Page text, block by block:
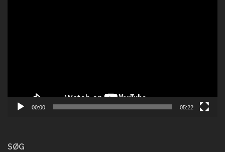
00:00 05:22
SØG